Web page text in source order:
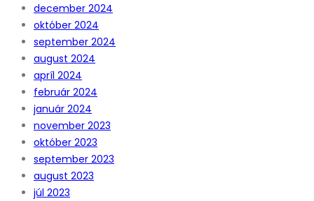
december 2024
október 2024
september 2024
august 2024
apríl 2024
február 2024
január 2024
november 2023
október 2023
september 2023
august 2023
júl 2023